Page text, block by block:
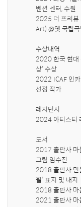
벤션 센터, 수원
2025 더 프리뷰
Art) @옛 국립
수상내역
2020 한국 현대
상’ 수상
2022 ICAF 인
선정 작가
레지던시
2024 아티스티
도서
2017 출판사 마
그림 임수진
2018 출판사 민
월’ 표지 및 내지
2018 출판사 마
2021 출판사 마